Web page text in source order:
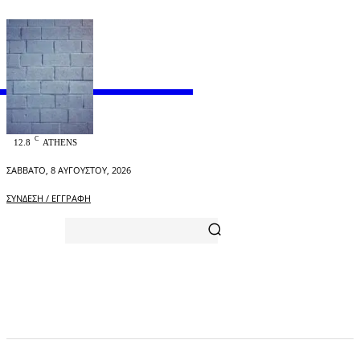
OFFICIAL
12.8 C ATHENS
ΣΆΒΒΑΤΟ, 8 ΑΥΓΟΎΣΤΟΥ, 2026
ΣΎΝΔΕΣΗ / ΕΓΓΡΑΦΉ